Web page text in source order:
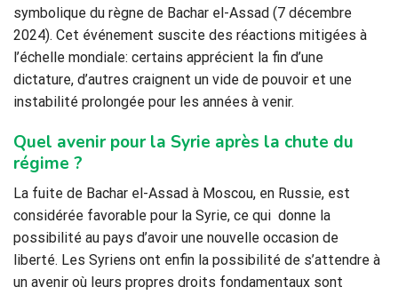
symbolique du règne de Bachar el-Assad (7 décembre
2024). Cet événement suscite des réactions mitigées à
l’échelle mondiale: certains apprécient la fin d’une
dictature, d’autres craignent un vide de pouvoir et une
instabilité prolongée pour les années à venir.
Quel avenir pour la Syrie après la chute du
régime ?
La fuite de Bachar el-Assad à Moscou, en Russie, est
considérée favorable pour la Syrie, ce qui donne la
possibilité au pays d’avoir une nouvelle occasion de
liberté. Les Syriens ont enfin la possibilité de s’attendre à
un avenir où leurs propres droits fondamentaux sont